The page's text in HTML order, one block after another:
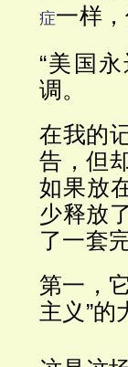
症一样
“美国
调。
在我的
告，但
如果放
少释放
了一套
第一，
主义”的